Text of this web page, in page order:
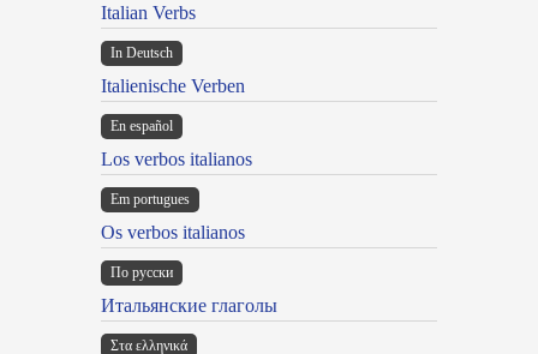
Italian Verbs
In Deutsch
Italienische Verben
En español
Los verbos italianos
Em portugues
Os verbos italianos
По русски
Итальянские глаголы
Στα ελληνικά